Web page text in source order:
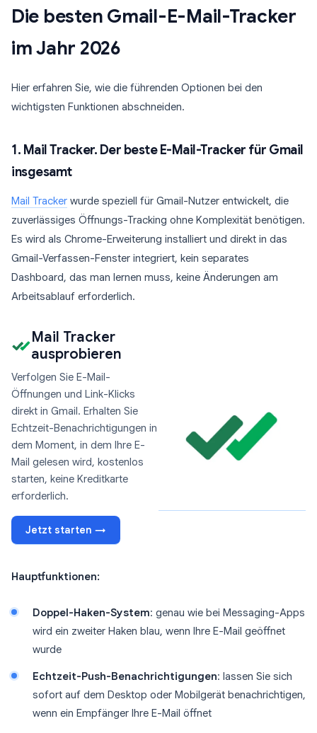
Die besten Gmail-E-Mail-Tracker
im Jahr 2026
Hier erfahren Sie, wie die führenden Optionen bei den
wichtigsten Funktionen abschneiden.
1. Mail Tracker. Der beste E-Mail-Tracker für Gmail
insgesamt
Mail Tracker wurde speziell für Gmail-Nutzer entwickelt, die
zuverlässiges Öffnungs-Tracking ohne Komplexität benötigen.
Es wird als Chrome-Erweiterung installiert und direkt in das
Gmail-Verfassen-Fenster integriert, kein separates
Dashboard, das man lernen muss, keine Änderungen am
Arbeitsablauf erforderlich.
Mail Tracker
ausprobieren
Verfolgen Sie E-Mail-
Öffnungen und Link-Klicks
direkt in Gmail. Erhalten Sie
Echtzeit-Benachrichtigungen in
dem Moment, in dem Ihre E-
Mail gelesen wird, kostenlos
starten, keine Kreditkarte
erforderlich.
Jetzt starten →
Hauptfunktionen:
Doppel-Haken-System: genau wie bei Messaging-Apps
wird ein zweiter Haken blau, wenn Ihre E-Mail geöffnet
wurde
Echtzeit-Push-Benachrichtigungen: lassen Sie sich
sofort auf dem Desktop oder Mobilgerät benachrichtigen,
wenn ein Empfänger Ihre E-Mail öffnet